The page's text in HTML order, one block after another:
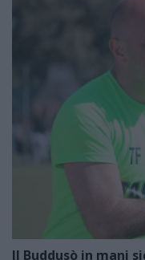
Il Buddusò in mani